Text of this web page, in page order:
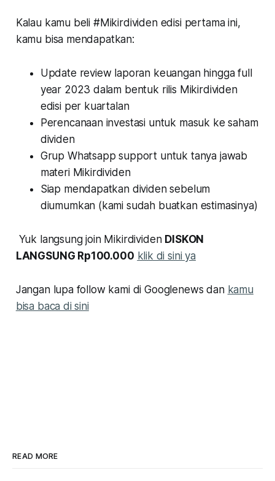
Kalau kamu beli #Mikirdividen edisi pertama ini,
kamu bisa mendapatkan:
Update review laporan keuangan hingga full
year 2023 dalam bentuk rilis Mikirdividen
edisi per kuartalan
Perencanaan investasi untuk masuk ke saham
dividen
Grup Whatsapp support untuk tanya jawab
materi Mikirdividen
Siap mendapatkan dividen sebelum
diumumkan (kami sudah buatkan estimasinya)
Yuk langsung join Mikirdividen DISKON
LANGSUNG Rp100.000 klik di sini ya
Jangan lupa follow kami di Googlenews dan kamu
bisa baca di sini
READ MORE